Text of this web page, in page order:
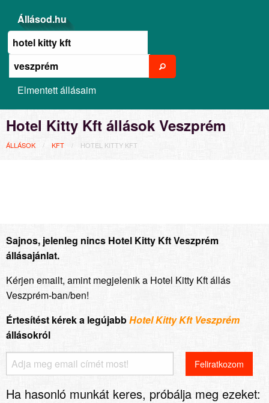
Állásod.hu
Elmentett állásaim
Hotel Kitty Kft állások Veszprém
ÁLLÁSOK KFT HOTEL KITTY KFT
Sajnos, jelenleg nincs Hotel Kitty Kft Veszprém
állásajánlat.
Kérjen emailt, amint megjelenik a Hotel Kitty Kft állás
Veszprém-ban/ben!
Értesítést kérek a legújabbHotel Kitty Kft Veszprém
állásokról
Ha hasonló munkát keres, próbálja meg ezeket: